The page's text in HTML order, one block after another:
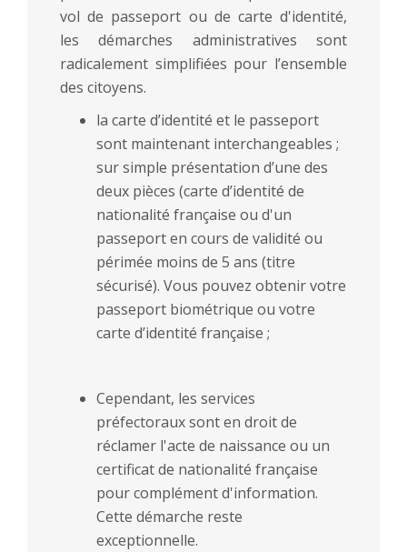
vol de passeport ou de carte d'identité,
les démarches administratives sont
radicalement simplifiées pour l’ensemble
des citoyens.
la carte d’identité et le passeport
sont maintenant interchangeables ;
sur simple présentation d’une des
deux pièces (carte d’identité de
nationalité française ou d'un
passeport en cours de validité ou
périmée moins de 5 ans (titre
sécurisé). Vous pouvez obtenir votre
passeport biométrique ou votre
carte d’identité française ;
Cependant, les services
préfectoraux sont en droit de
réclamer l'acte de naissance ou un
certificat de nationalité française
pour complément d'information.
Cette démarche reste
exceptionnelle.